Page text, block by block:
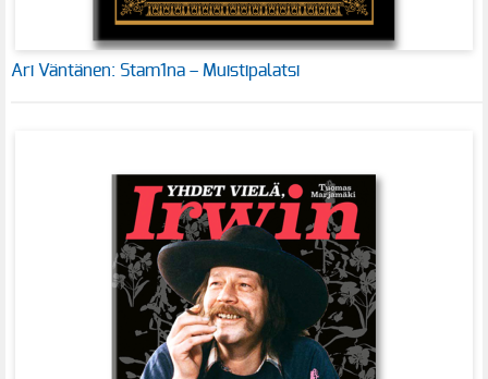
Ari Väntänen: Stam1na – Muistipalatsi